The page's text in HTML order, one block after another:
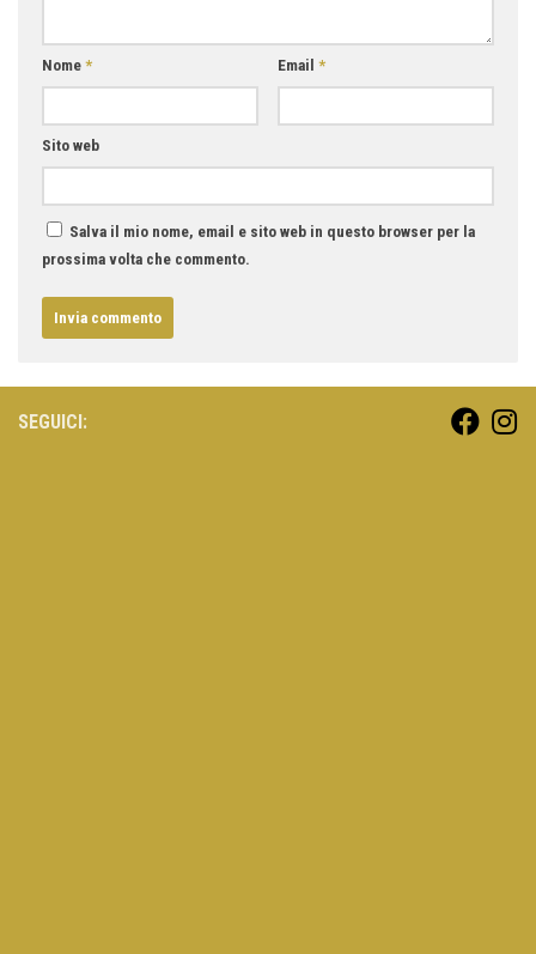
Nome * Email *
Sito web
Salva il mio nome, email e sito web in questo browser per la
prossima volta che commento.
SEGUICI: